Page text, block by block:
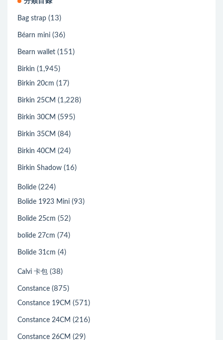
Bag strap (13)
Béarn mini (36)
Bearn wallet (151)
Birkin (1,945)
Birkin 20cm (17)
Birkin 25CM (1,228)
Birkin 30CM (595)
Birkin 35CM (84)
Birkin 40CM (24)
Birkin Shadow (16)
Bolide (224)
Bolide 1923 Mini (93)
Bolide 25cm (52)
bolide 27cm (74)
Bolide 31cm (4)
Calvi 卡包 (38)
Constance (875)
Constance 19CM (571)
Constance 24CM (216)
Constance 26CM (29)